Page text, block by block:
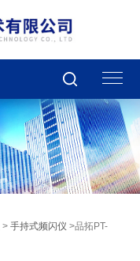
>手持式频闪仪 >品拓PT-